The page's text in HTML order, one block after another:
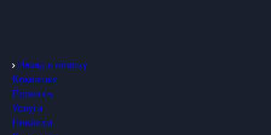
Назад к списку
Компания
Проекты
Услуги
Новости